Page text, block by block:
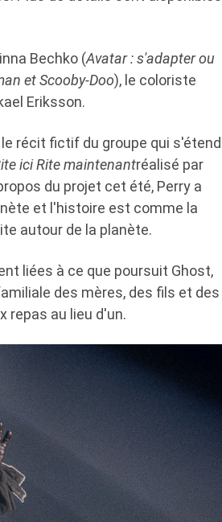
Bechko (Avatar : s'adapter ou
et Scooby-Doo), le coloriste
Eriksson.
récit fictif du groupe qui s'étend
ici Rite maintenantréalisé par
du projet cet été, Perry a
et l'histoire est comme la
autour de la planète.
liées à ce que poursuit Ghost,
des mères, des fils et des
repas au lieu d'un.